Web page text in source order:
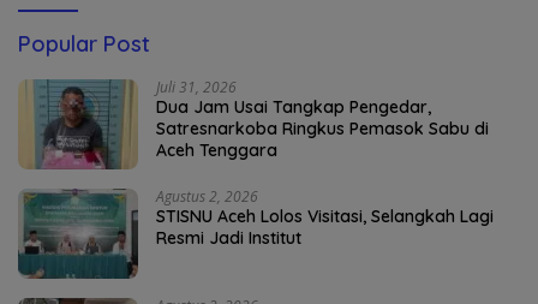
Popular Post
Juli 31, 2026
Dua Jam Usai Tangkap Pengedar,
Satresnarkoba Ringkus Pemasok Sabu di
Aceh Tenggara
Agustus 2, 2026
STISNU Aceh Lolos Visitasi, Selangkah Lagi
Resmi Jadi Institut